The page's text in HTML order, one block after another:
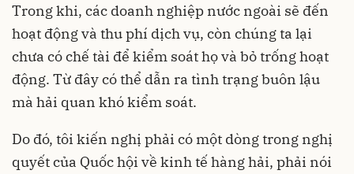
Trong khi, các doanh nghiệp nước ngoài sẽ đến
hoạt động và thu phí dịch vụ, còn chúng ta lại
chưa có chế tài để kiểm soát họ và bỏ trống hoạt
động. Từ đây có thể dẫn ra tình trạng buôn lậu
mà hải quan khó kiểm soát.
Do đó, tôi kiến nghị phải có một dòng trong nghị
quyết của Quốc hội về kinh tế hàng hải, phải nói